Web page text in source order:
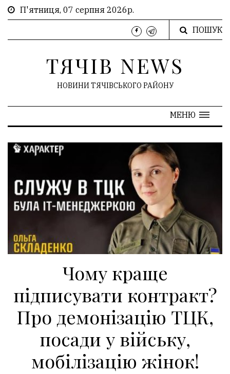
П'ятниця, 07 серпня 2026р.
ПОШУК
ТЯЧІВ NEWS
НОВИНИ ТЯЧІВСЬКОГО РАЙОНУ
МЕНЮ
Чому краще
підписувати контракт?
Про демонізацію ТЦК,
посади у війську,
мобілізацію жінок!